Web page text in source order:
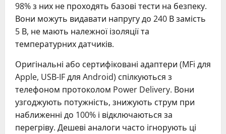
98% з них не проходять базові тести на безпеку.
Вони можуть видавати напругу до 240 В замість
5 В, не мають належної ізоляції та
температурних датчиків.
Оригінальні або сертифіковані адаптери (MFi для
Apple, USB-IF для Android) спілкуються з
телефоном протоколом Power Delivery. Вони
узгоджують потужність, знижують струм при
наближенні до 100% і відключаються за
перегріву. Дешеві аналоги часто ігнорують ці